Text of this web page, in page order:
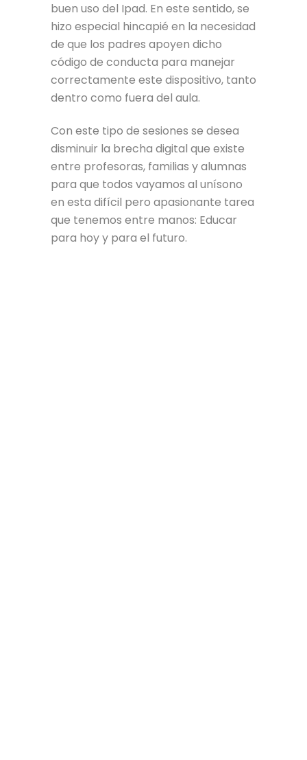
buen uso del Ipad. En este sentido, se
hizo especial hincapié en la necesidad
de que los padres apoyen dicho
código de conducta para manejar
correctamente este dispositivo, tanto
dentro como fuera del aula.
Con este tipo de sesiones se desea
disminuir la brecha digital que existe
entre profesoras, familias y alumnas
para que todos vayamos al unísono
en esta difícil pero apasionante tarea
que tenemos entre manos: Educar
para hoy y para el futuro.